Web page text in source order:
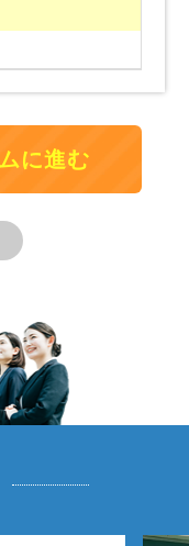
に進む